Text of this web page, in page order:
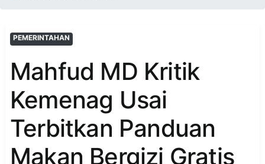
PEMERINTAHAN
Mahfud MD Kritik
Kemenag Usai
Terbitkan Panduan
Makan Bergizi Gratis